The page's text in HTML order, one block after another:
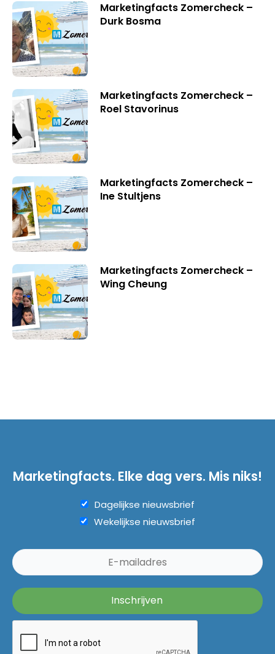
Marketingfacts Zomercheck –
Durk Bosma
Marketingfacts Zomercheck –
Roel Stavorinus
Marketingfacts Zomercheck –
Ine Stultjens
Marketingfacts Zomercheck –
Wing Cheung
Marketingfacts. Elke dag vers. Mis niks!
Dagelijkse nieuwsbrief
Wekelijkse nieuwsbrief